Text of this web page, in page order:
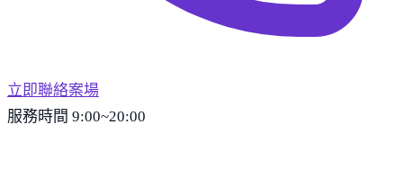
立即聯絡案場
服務時間 9:00~20:00